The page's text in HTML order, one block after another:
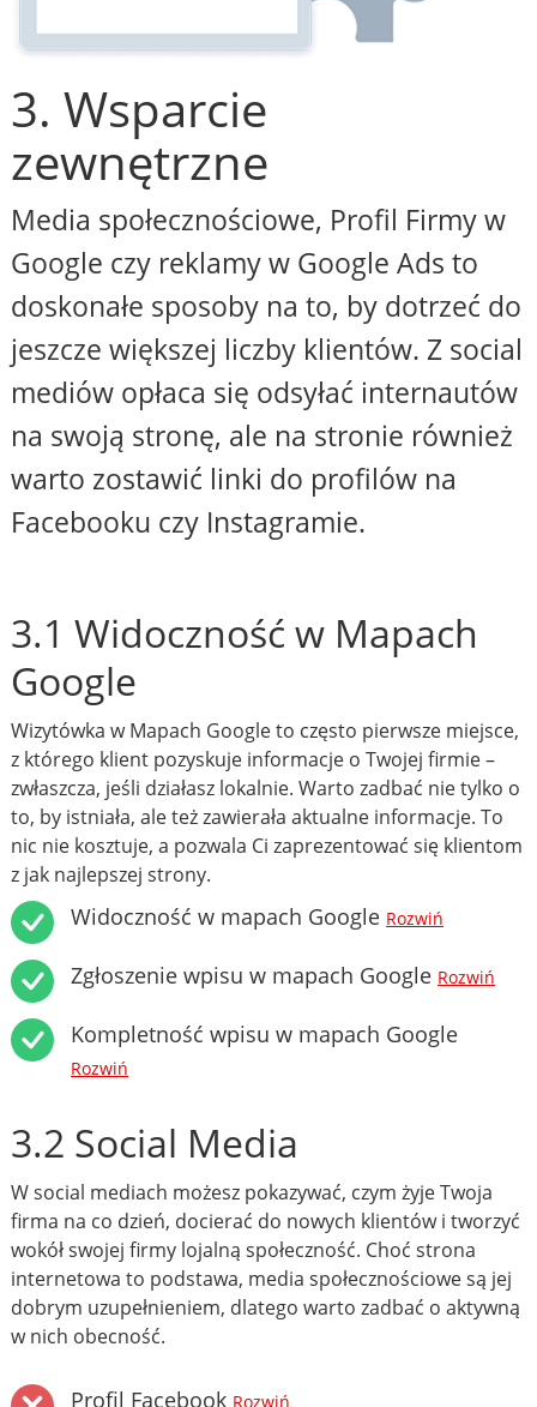
3. Wsparcie
zewnętrzne
Media społecznościowe, Profil Firmy w
Google czy reklamy w Google Ads to
doskonałe sposoby na to, by dotrzeć do
jeszcze większej liczby klientów. Z social
mediów opłaca się odsyłać internautów
na swoją stronę, ale na stronie również
warto zostawić linki do profilów na
Facebooku czy Instagramie.
3.1 Widoczność w Mapach
Google
Wizytówka w Mapach Google to często pierwsze miejsce,
z którego klient pozyskuje informacje o Twojej firmie –
zwłaszcza, jeśli działasz lokalnie. Warto zadbać nie tylko o
to, by istniała, ale też zawierała aktualne informacje. To
nic nie kosztuje, a pozwala Ci zaprezentować się klientom
z jak najlepszej strony.
Widoczność w mapach Google Rozwiń
Zgłoszenie wpisu w mapach Google Rozwiń
Kompletność wpisu w mapach Google
Rozwiń
3.2 Social Media
W social mediach możesz pokazywać, czym żyje Twoja
firma na co dzień, docierać do nowych klientów i tworzyć
wokół swojej firmy lojalną społeczność. Choć strona
internetowa to podstawa, media społecznościowe są jej
dobrym uzupełnieniem, dlatego warto zadbać o aktywną
w nich obecność.
Profil Facebook